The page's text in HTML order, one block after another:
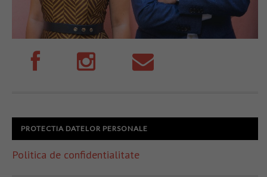
PROTECTIA DATELOR PERSONALE
Politica de confidentialitate